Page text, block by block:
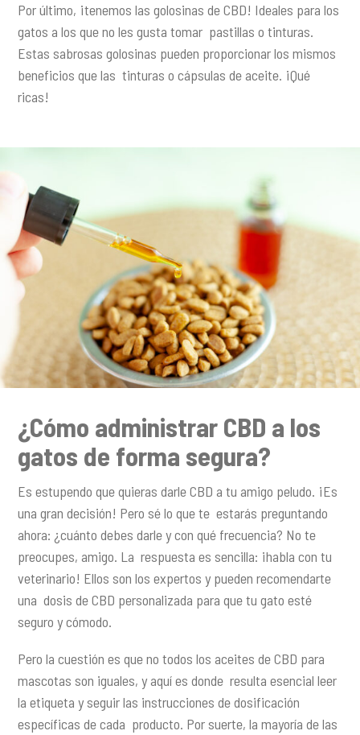
Por último, ¡tenemos las golosinas de CBD! Ideales para los
gatos a los que no les gusta tomar pastillas o tinturas.
Estas sabrosas golosinas pueden proporcionar los mismos
beneficios que las tinturas o cápsulas de aceite. ¡Qué
ricas!
¿Cómo administrar CBD a los
gatos de forma segura?
Es estupendo que quieras darle CBD a tu amigo peludo. ¡Es
una gran decisión! Pero sé lo que te estarás preguntando
ahora: ¿cuánto debes darle y con qué frecuencia? No te
preocupes, amigo. La respuesta es sencilla: ¡habla con tu
veterinario! Ellos son los expertos y pueden recomendarte
una dosis de CBD personalizada para que tu gato esté
seguro y cómodo.
Pero la cuestión es que no todos los aceites de CBD para
mascotas son iguales, y aquí es donde resulta esencial leer
la etiqueta y seguir las instrucciones de dosificación
específicas de cada producto. Por suerte, la mayoría de las